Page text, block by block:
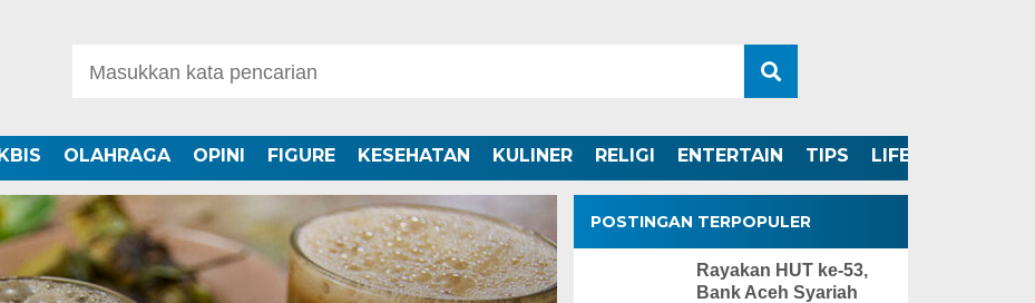
OLAHRAGA OPINI FIGURE KESEHATAN KULINER RELIGI ENTERTAIN TIPS LIFESTYLE
POSTINGAN TERPOPULER
Rayakan HUT ke-53,
Bank Aceh Syariah